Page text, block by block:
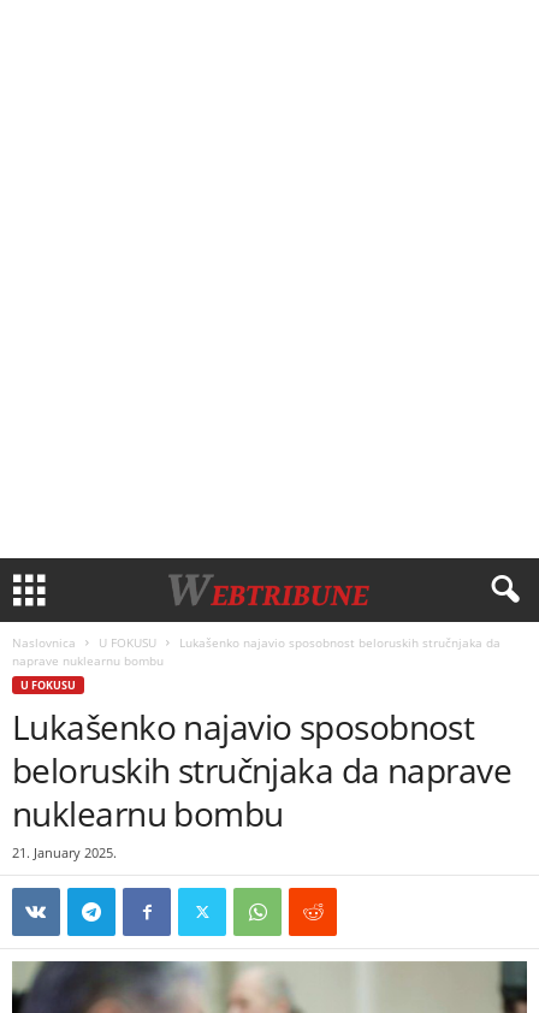
Naslovnica U FOKUSU
Lukašenko najavio sposobnost beloruskih stručnjaka da
naprave nuklearnu bombu
U FOKUSU
Lukašenko najavio sposobnost
beloruskih stručnjaka da naprave
nuklearnu bombu
21. January 2025.